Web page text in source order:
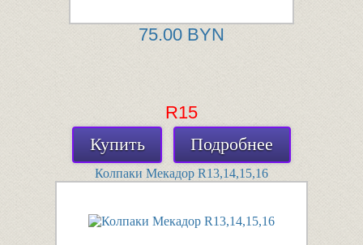
75.00 BYN
R15
Купить
Подробнее
Колпаки Мекадор R13,14,15,16